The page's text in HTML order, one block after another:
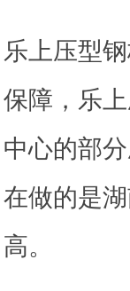
乐上压型
保障，乐
中心的部
在做的是
高。